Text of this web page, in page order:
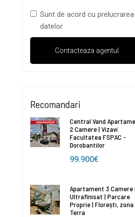
Sunt de acord cu prelucrarea
datelor
Recomandari
Central Vand
2 Camere | Vizavi
Facultatea FSPAC -
Dorobantilor
99.900€
Apartament 3 Camere |
Ultrafinisat | Parcare
Proprie | Florești, zona
Terra